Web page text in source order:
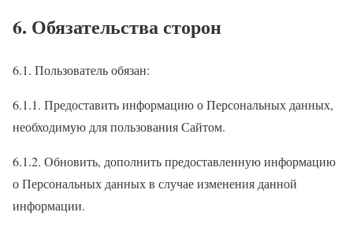
6. Обязательства сторон
6.1. Пользователь обязан:
6.1.1. Предоставить информацию о Персональных данных,
необходимую для пользования Сайтом.
6.1.2. Обновить, дополнить предоставленную информацию
о Персональных данных в случае изменения данной
информации.